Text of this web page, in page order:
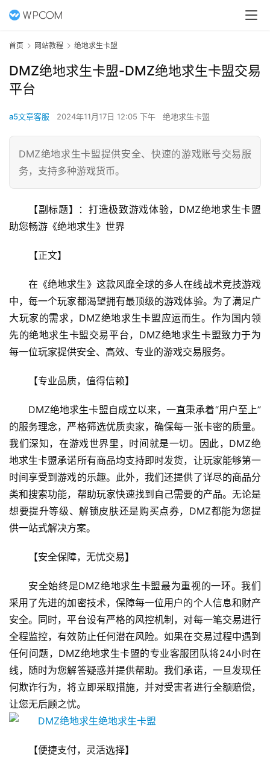
首页 网站教程 绝地求生卡盟
DMZ绝地求生卡盟-DMZ绝地求生卡盟交易
平台
a5文章客服 2024年11月17日 12:05 下午 绝地求生卡盟
DMZ绝地求生卡盟提供安全、快速的游戏账号交易服
务，支持多种游戏货币。
【副标题】：打造极致游戏体验，DMZ绝地求生卡盟
助您畅游《绝地求生》世界
【正文】
在《绝地求生》这款风靡全球的多人在线战术竞技游戏
中，每一个玩家都渴望拥有最顶级的游戏体验。为了满足广
大玩家的需求，DMZ绝地求生卡盟应运而生。作为国内领
先的绝地求生卡盟交易平台，DMZ绝地求生卡盟致力于为
每一位玩家提供安全、高效、专业的游戏交易服务。
【专业品质，值得信赖】
DMZ绝地求生卡盟自成立以来，一直秉承着“用户至上”
的服务理念，严格筛选优质卖家，确保每一张卡密的质量。
我们深知，在游戏世界里，时间就是一切。因此，DMZ绝
地求生卡盟承诺所有商品均支持即时发货，让玩家能够第一
时间享受到游戏的乐趣。此外，我们还提供了详尽的商品分
类和搜索功能，帮助玩家快速找到自己需要的产品。无论是
想要提升等级、解锁皮肤还是购买点券，DMZ都能为您提
供一站式解决方案。
【安全保障，无忧交易】
安全始终是DMZ绝地求生卡盟最为重视的一环。我们
采用了先进的加密技术，保障每一位用户的个人信息和财产
安全。同时，平台设有严格的风控机制，对每一笔交易进行
全程监控，有效防止任何潜在风险。如果在交易过程中遇到
任何问题，DMZ绝地求生卡盟的专业客服团队将24小时在
线，随时为您解答疑惑并提供帮助。我们承诺，一旦发现任
何欺诈行为，将立即采取措施，并对受害者进行全额赔偿，
让您无后顾之忧。
【便捷支付，灵活选择】